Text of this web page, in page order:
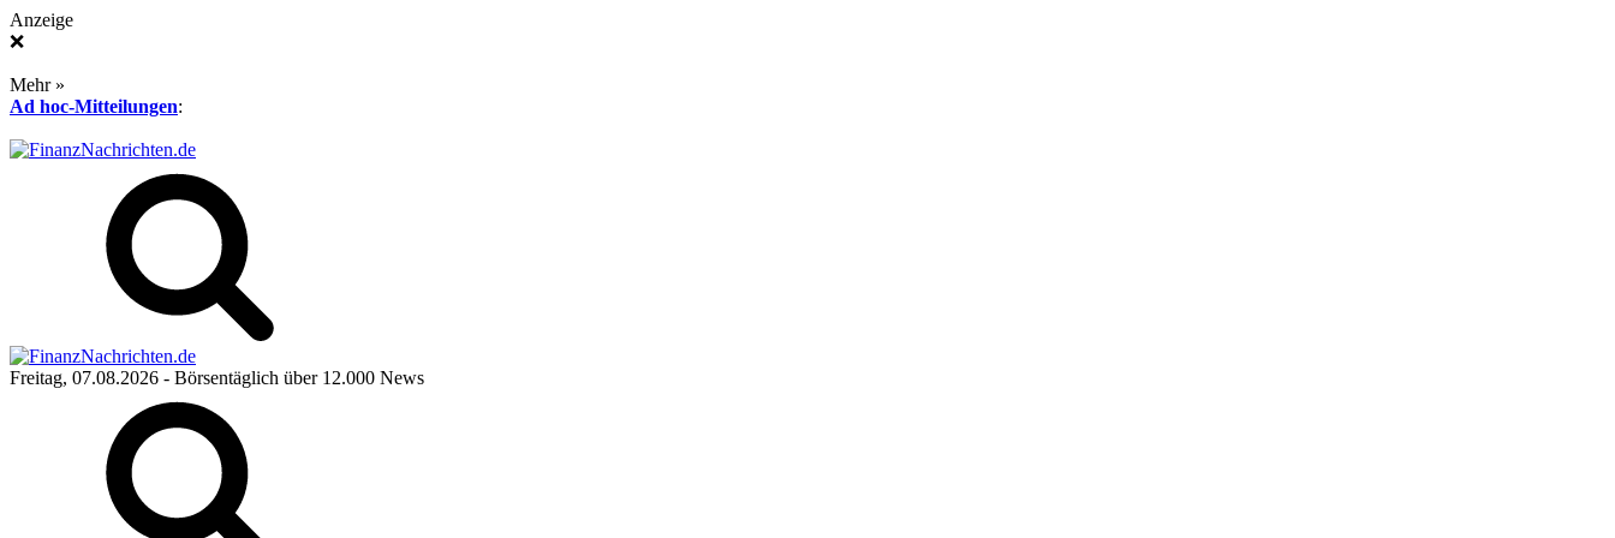
Anzeige
❌
Mehr »
Ad hoc-Mitteilungen:
Freitag, 07.08.2026 - Börsentäglich über 12.000 News